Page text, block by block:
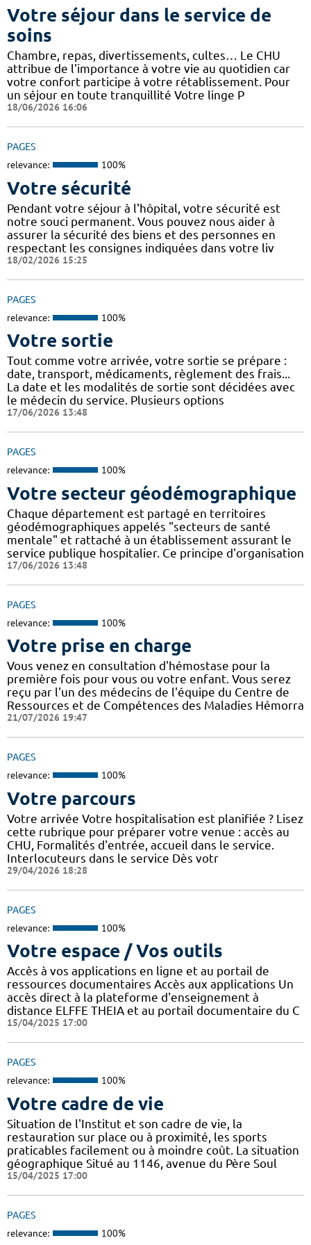
Votre séjour dans le service de
soins
Chambre, repas, divertissements, cultes… Le CHU
attribue de l'importance à votre vie au quotidien car
votre confort participe à votre rétablissement. Pour
un séjour en toute tranquillité Votre linge P
18/06/2026 16:06
PAGES
relevance: 100%
Votre sécurité
Pendant votre séjour à l'hôpital, votre sécurité est
notre souci permanent. Vous pouvez nous aider à
assurer la sécurité des biens et des personnes en
respectant les consignes indiquées dans votre liv
18/02/2026 15:25
PAGES
relevance: 100%
Votre sortie
Tout comme votre arrivée, votre sortie se prépare :
date, transport, médicaments, règlement des frais...
La date et les modalités de sortie sont décidées avec
le médecin du service. Plusieurs options
17/06/2026 13:48
PAGES
relevance: 100%
Votre secteur géodémographique
Chaque département est partagé en territoires
géodémographiques appelés "secteurs de santé
mentale" et rattaché à un établissement assurant le
service publique hospitalier. Ce principe d'organisation
17/06/2026 13:48
PAGES
relevance: 100%
Votre prise en charge
Vous venez en consultation d'hémostase pour la
première fois pour vous ou votre enfant. Vous serez
reçu par l'un des médecins de l'équipe du Centre de
Ressources et de Compétences des Maladies Hémorra
21/07/2026 19:47
PAGES
relevance: 100%
Votre parcours
Votre arrivée Votre hospitalisation est planifiée ? Lisez
cette rubrique pour préparer votre venue : accès au
CHU, Formalités d'entrée, accueil dans le service.
Interlocuteurs dans le service Dès votr
29/04/2026 18:28
PAGES
relevance: 100%
Votre espace / Vos outils
Accès à vos applications en ligne et au portail de
ressources documentaires Accès aux applications Un
accès direct à la plateforme d'enseignement à
distance ELFFE THEIA et au portail documentaire du C
15/04/2025 17:00
PAGES
relevance: 100%
Votre cadre de vie
Situation de l'Institut et son cadre de vie, la
restauration sur place ou à proximité, les sports
praticables facilement ou à moindre coût. La situation
géographique Situé au 1146, avenue du Père Soul
15/04/2025 17:00
PAGES
relevance: 100%